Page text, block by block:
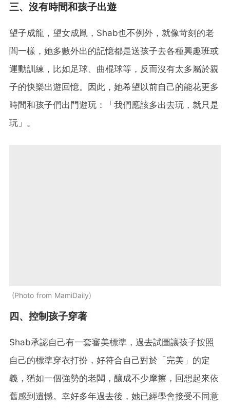
三、沒有時間和孩子出遊
望子成龍，望女成鳳，Shab也不例外，就像苛刻的老
闆一樣，她多數外出的記憶都是送孩子去各種興趣班或
運動訓練，比如足球、曲棍球等，反而沒有太多屬於親
子的快樂出遊回憶。因此，她希望以前自己的能花更多
時間和孩子們出門遊玩：「我們應該多出去玩，就只是
玩」。
Photo from MamiDaily
四、控制孩子穿著
Shab承認自己有一套審美標準，過去試圖讓孩子按照
自己的標準穿衣打扮，好符合自己對於「完美」的定
義，猶如一個強勢的老闆，釀成不少摩擦，回想起來依
舊感到遺憾。幸好多年過去後，她已經學會接受不同意